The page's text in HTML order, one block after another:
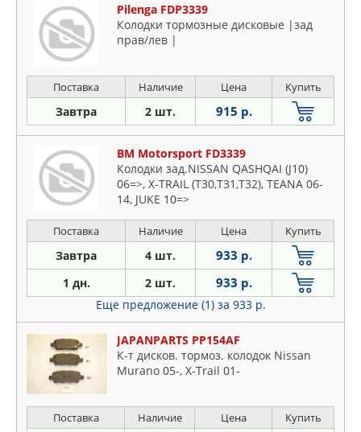
Pilenga FDP3339
Колодки тормозные дисковые |зад
прав/лев |
Поставка Наличие Цена Купить
Завтра 2 шт. 915 р.
BM Motorsport FD3339
Колодки зад.NISSAN QASHQAI (J10)
06=>, X-TRAIL (T30,T31,T32), TEANA 06-
14, JUKE 10=>
Поставка Наличие Цена Купить
Завтра 4 шт. 933 р.
1 дн. 2 шт. 933 р.
Еще предложение (1) за 933 р.
JAPANPARTS PP154AF
К-т дисков. тормоз. колодок Nissan
Murano 05-, X-Trail 01-
Поставка Наличие Цена Купить